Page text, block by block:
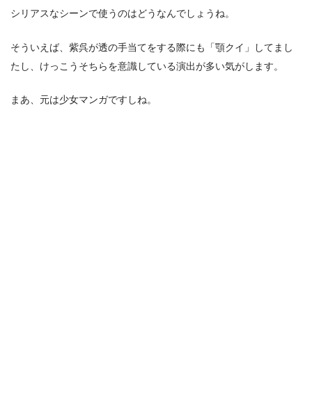
シリアスなシーンで使うのはどうなんでしょうね。
そういえば、紫呉が透の手当てをする際にも「顎クイ」してまし
たし、けっこうそちらを意識している演出が多い気がします。
まあ、元は少女マンガですしね。